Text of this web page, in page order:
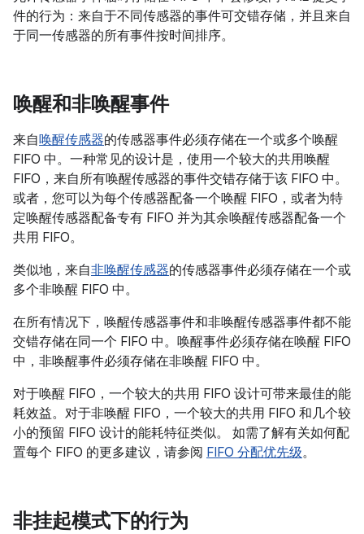
件的行为：来自于不同传感器的事件可交错存储，并且来自
于同一传感器的所有事件按时间排序。
唤醒和非唤醒事件
来自唤醒传感器的传感器事件必须存储在一个或多个唤醒
FIFO 中。一种常见的设计是，使用一个较大的共用唤醒
FIFO，来自所有唤醒传感器的事件交错存储于该 FIFO 中。
或者，您可以为每个传感器配备一个唤醒 FIFO，或者为特
定唤醒传感器配备专有 FIFO 并为其余唤醒传感器配备一个
共用 FIFO。
类似地，来自非唤醒传感器的传感器事件必须存储在一个或
多个非唤醒 FIFO 中。
在所有情况下，唤醒传感器事件和非唤醒传感器事件都不能
交错存储在同一个 FIFO 中。唤醒事件必须存储在唤醒 FIFO
中，非唤醒事件必须存储在非唤醒 FIFO 中。
对于唤醒 FIFO，一个较大的共用 FIFO 设计可带来最佳的能
耗效益。对于非唤醒 FIFO，一个较大的共用 FIFO 和几个较
小的预留 FIFO 设计的能耗特征类似。 如需了解有关如何配
置每个 FIFO 的更多建议，请参阅 FIFO 分配优先级。
非挂起模式下的行为